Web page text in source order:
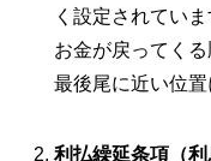
く設定されてい
お金が戻ってく
最後尾に近い位置
利払繰延条項（利